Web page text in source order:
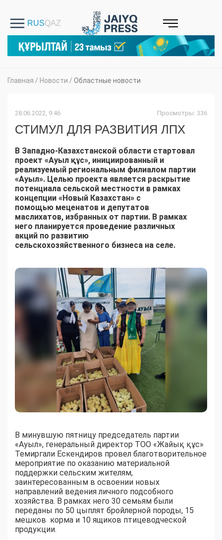
Главная / Новости / Областные новости
28.06.2022, 9:46 Просмотры: 336
СТИМУЛ ДЛЯ РАЗВИТИЯ ЛПХ
В Западно-Казахстанской области стартовал
проект «Ауыл құс», инициированный и
реализуемый региональным филиалом партии
«Ауыл». Целью проекта является раскрытие
потенциала сельской местности в рамках
концепции «Новый Казахстан» с
помощью меценатов и депутатов
маслихатов, избранных от партии. В рамках
него планируется проведение различных
акций по развитию
сельскохозяйственного бизнеса на селе.
В минувшую пятницу председатель партии
«Ауыл», генеральный директор ТОО «Жайық құс»
Темиргали Ескендиров провел благотворительное
мероприятие по оказанию материальной
поддержки сельским жителям,
заинтересованным в освоении новых
направлений ведения личного подсобного
хозяйства. В рамках него 30 семьям были
переданы по 50 цыплят бройлерной породы, 15
мешков корма и 10 ящиков птицеводческой
продукции.